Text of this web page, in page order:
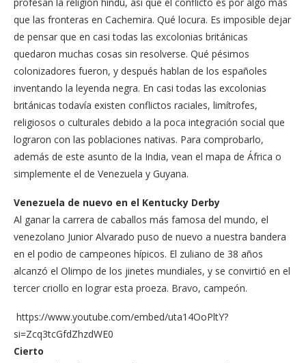
que las fronteras en Cachemira. Qué locura. Es imposible dejar
de pensar que en casi todas las excolonias británicas
quedaron muchas cosas sin resolverse. Qué pésimos
colonizadores fueron, y después hablan de los españoles
inventando la leyenda negra. En casi todas las excolonias
británicas todavía existen conflictos raciales, limítrofes,
religiosos o culturales debido a la poca integración social que
lograron con las poblaciones nativas. Para comprobarlo,
además de este asunto de la India, vean el mapa de África o
simplemente el de Venezuela y Guyana.
Venezuela de nuevo en el Kentucky Derby
Al ganar la carrera de caballos más famosa del mundo, el
venezolano Junior Alvarado puso de nuevo a nuestra bandera
en el podio de campeones hípicos. El zuliano de 38 años
alcanzó el Olimpo de los jinetes mundiales, y se convirtió en el
tercer criollo en lograr esta proeza. Bravo, campeón.
https://www.youtube.com/embed/uta14OoPltY?
si=Zcq3tcGfdZhzdWE0
Cierto